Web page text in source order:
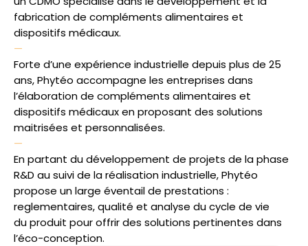
fabrication de compléments alimentaires et
dispositifs médicaux.
—
Forte d’une expérience industrielle depuis plus de 25
ans, Phytéo accompagne les entreprises dans
l’élaboration de compléments alimentaires et
dispositifs médicaux en proposant des solutions
maitrisées et personnalisées.
—
En partant du développement de projets de la phase
R&D au suivi de la réalisation industrielle, Phytéo
propose un large éventail de prestations :
reglementaires, qualité et analyse du cycle de vie
du produit pour offrir des solutions pertinentes dans
l’éco-conception.